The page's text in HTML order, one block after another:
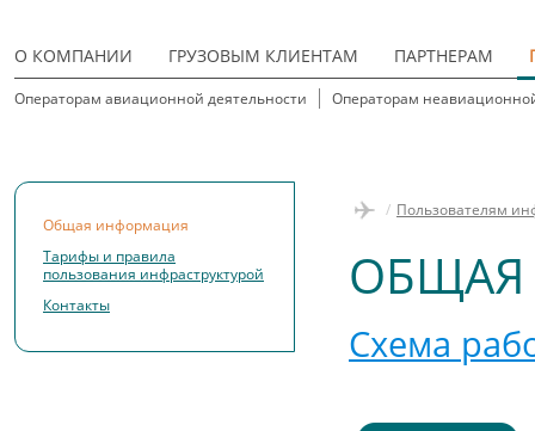
О КОМПАНИИ ГРУЗОВЫМ КЛИЕНТАМ ПАРТНЕРАМ
Операторам авиационной деятельности Операторам
Общая информация
Тарифы и правила
пользования инфраструктурой
Контакты
/ Пользователям
Схема